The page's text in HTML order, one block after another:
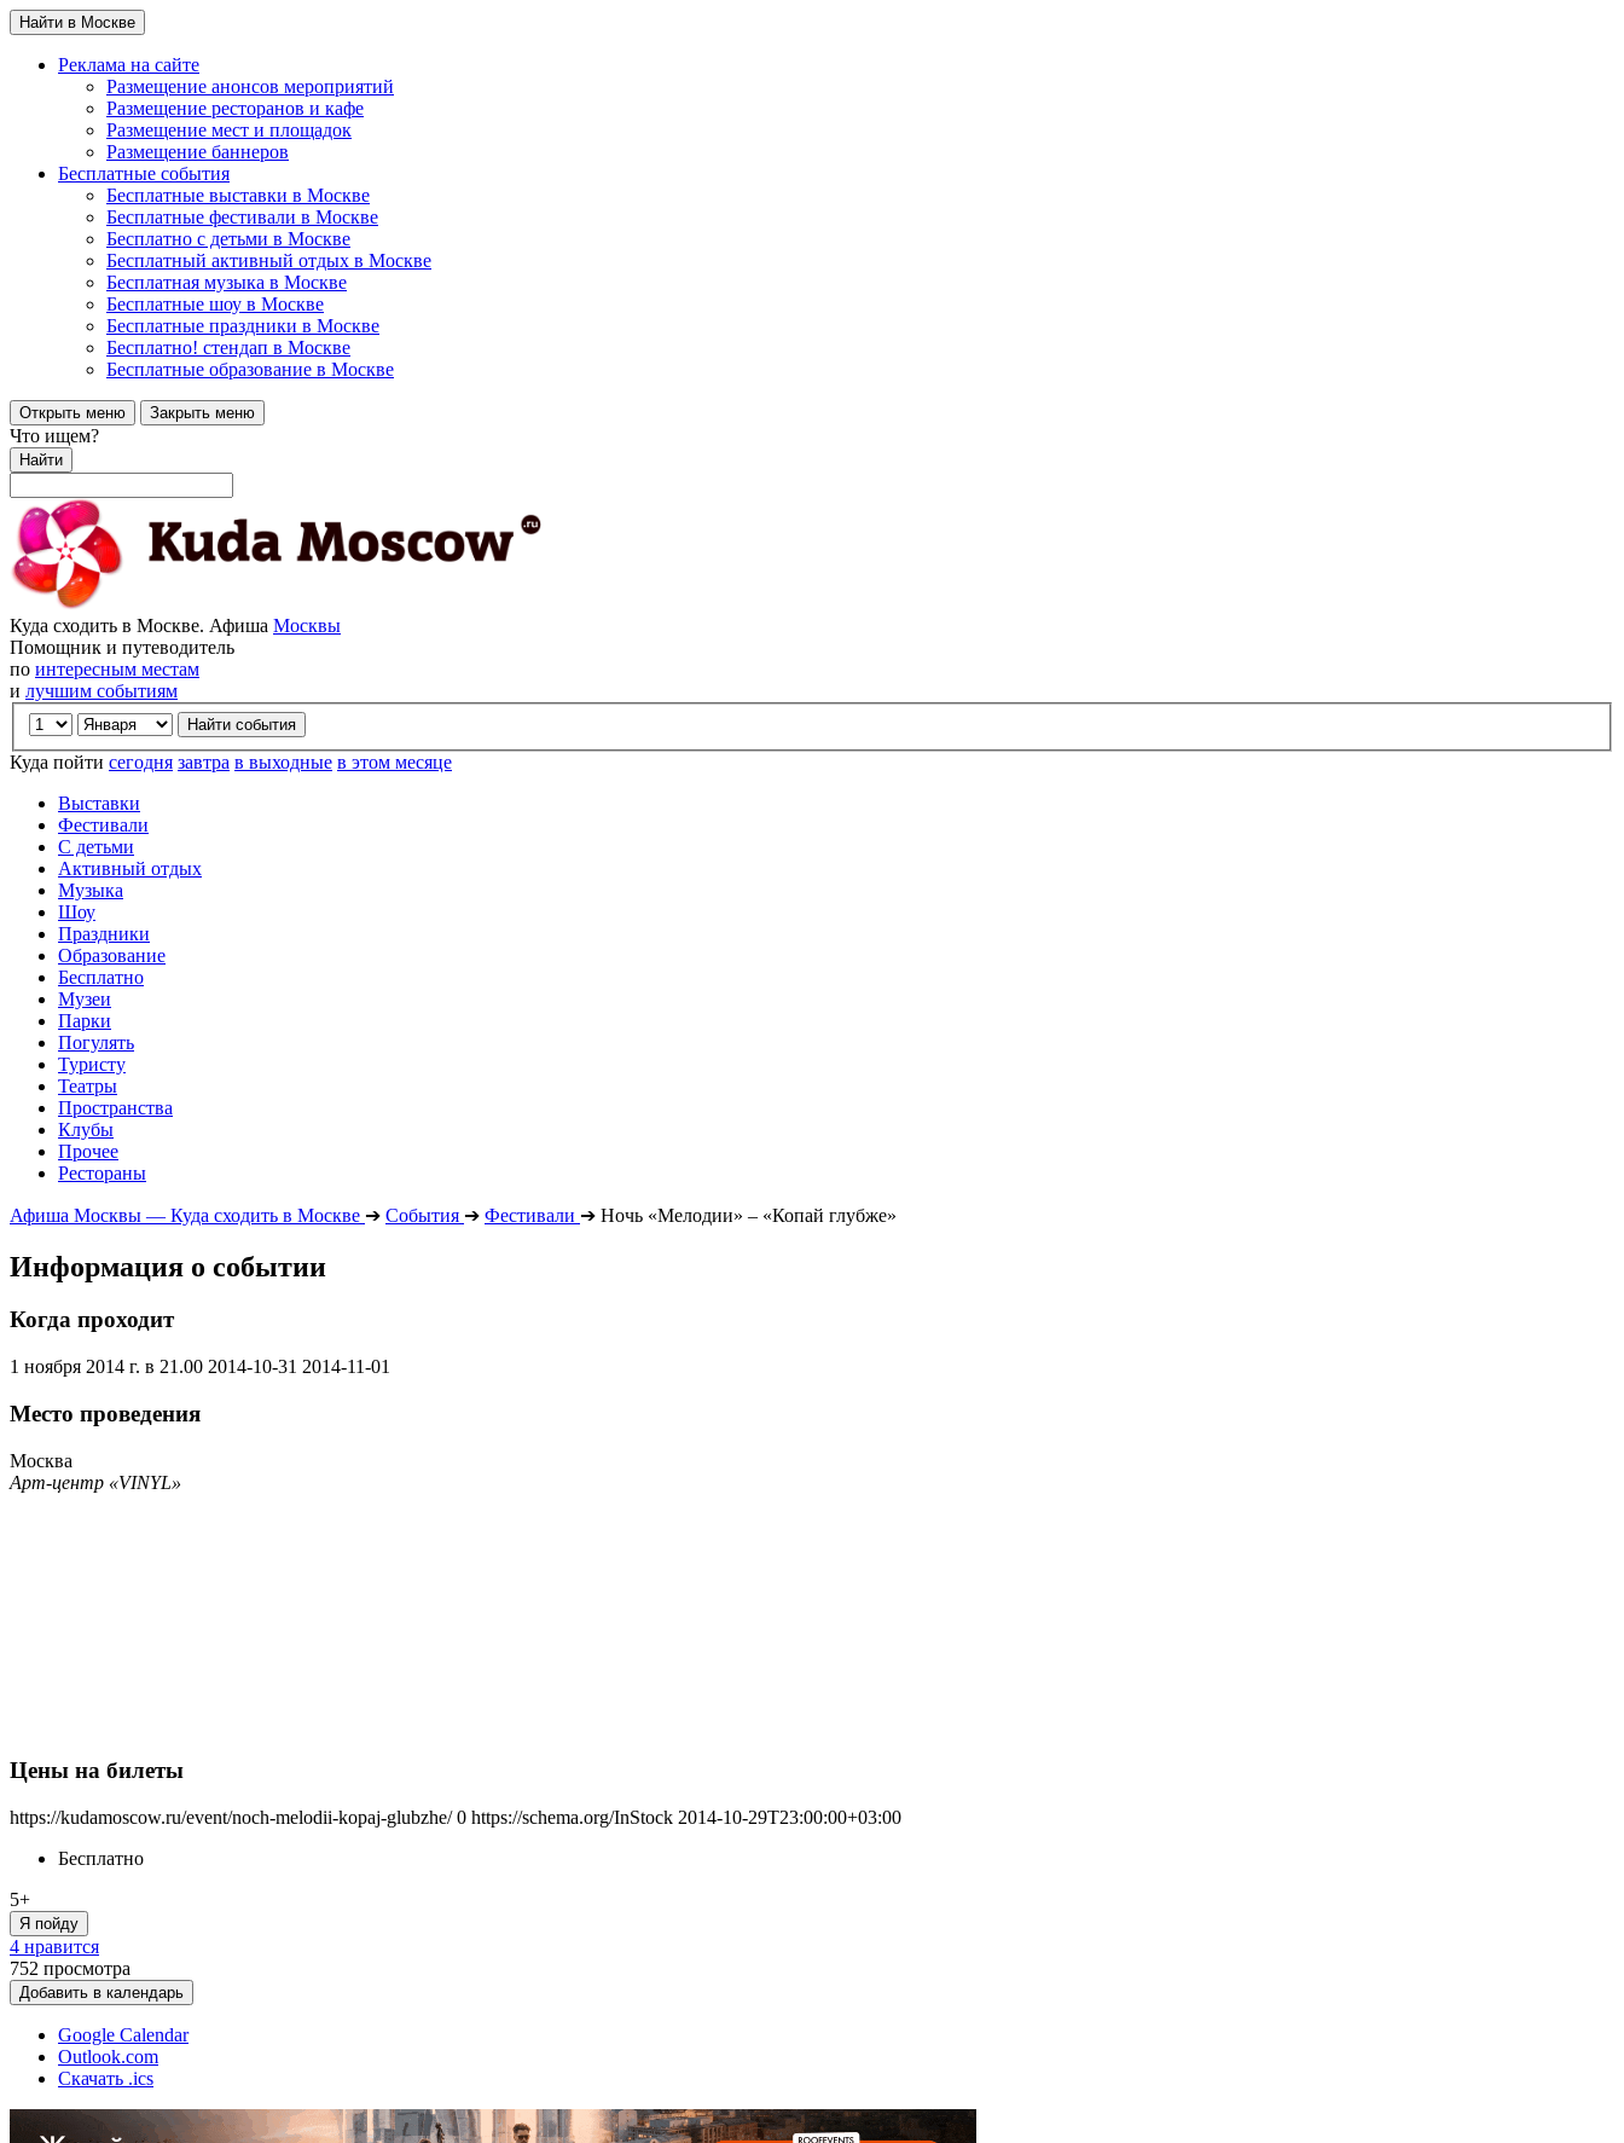
Найти в Москве
Реклама на сайте
Размещение анонсов мероприятий
Размещение ресторанов и кафе
Размещение мест и площадок
Размещение баннеров
Бесплатные события
Бесплатные выставки в Москве
Бесплатные фестивали в Москве
Бесплатно с детьми в Москве
Бесплатный активный отдых в Москве
Бесплатная музыка в Москве
Бесплатные шоу в Москве
Бесплатные праздники в Москве
Бесплатно! стендап в Москве
Бесплатные образование в Москве
Открыть меню Закрыть меню
Что ищем?
Найти
Куда сходить в Москве. Афиша Москвы
Помощник и путеводитель
по интересным местам
и лучшим событиям
Куда пойти сегодня завтра в выходные в этом месяце
Выставки
Фестивали
С детьми
Активный отдых
Музыка
Шоу
Праздники
Образование
Бесплатно
Музеи
Парки
Погулять
Туристу
Театры
Пространства
Клубы
Прочее
Рестораны
Афиша Москвы — Куда сходить в Москве ➔ События ➔ Фестивали ➔ Ночь «Мелодии» – «Копай глубже»
Информация о событии
Когда проходит
1 ноября 2014 г. в 21.00 2014-10-31 2014-11-01
Место проведения
Москва
Арт-центр «VINYL»
Цены на билеты
https://kudamoscow.ru/event/noch-melodii-kopaj-glubzhe/ 0 https://schema.org/InStock 2014-10-29T23:00:00+03:00
Бесплатно
5+
Я пойду
4 нравится
752 просмотра
Добавить в календарь
Google Calendar
Outlook.com
Скачать .ics